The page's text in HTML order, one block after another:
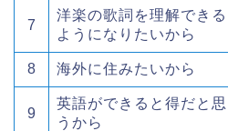
7
洋楽の歌詞を理解できる
ようになりたいから
8 海外に住みたいから
9
英語ができると得だと思
うから